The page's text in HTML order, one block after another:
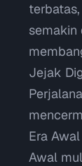
semakin
Jejak
Era
Awal